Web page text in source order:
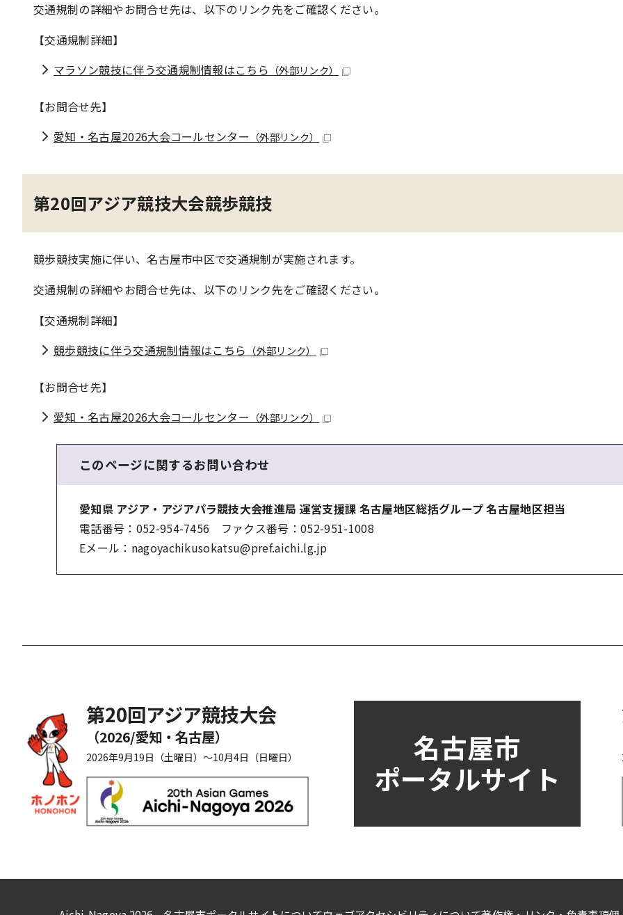
交通規制の詳細やお問合せ先は、以下のリンク先をご確認ください。
【交通規制詳細】
マラソン競技に伴う交通規制情報はこちら （外部リンク）
【お問合せ先】
愛知・名古屋2026大会コールセンター （外部リンク）
第20回アジア競技大会競歩競技
競歩競技実施に伴い、名古屋市中区で交通規制が実施されます。
交通規制の詳細やお問合せ先は、以下のリンク先をご確認ください。
【交通規制詳細】
競歩競技に伴う交通規制情報はこちら （外部リンク）
【お問合せ先】
愛知・名古屋2026大会コールセンター （外部リンク）
このページに関するお問い合わせ
愛知県 アジア・アジアパラ競技大会推進局 運営支援課 名古屋地区総括グループ 名古屋地区担当
電話番号：052-954-7456 ファクス番号：052-951-1008
Eメール：nagoyachikusokatsu@pref.aichi.lg.jp
名古屋市
ポータルサイト
第20回アジア競技大会
（2026/愛知・名古屋）
2026年9月19日（土曜日） ～10月4日（日曜日）